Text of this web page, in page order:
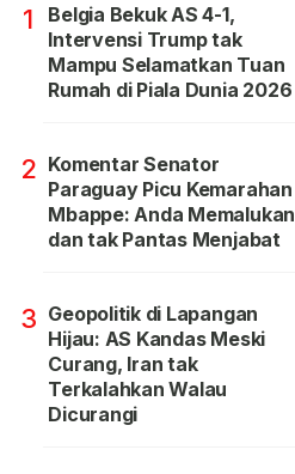
1
Belgia Bekuk AS 4-1,
Intervensi Trump tak
Mampu Selamatkan Tuan
Rumah di Piala Dunia 2026
2 Komentar Senator
Paraguay Picu Kemarahan
Mbappe: Anda Memalukan
dan tak Pantas Menjabat
3 Geopolitik di Lapangan
Hijau: AS Kandas Meski
Curang, Iran tak
Terkalahkan Walau
Dicurangi